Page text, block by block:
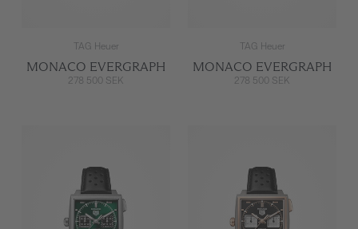
TAG Heuer
MONACO EVERGRAPH
278 500 SEK
TAG Heuer
MONACO EVERGRAPH
278 500 SEK